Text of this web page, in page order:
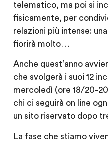
telematico, ma poi si
fisicamente, per
relazioni più intense:
fiorirà molto…
Anche quest’anno
che svolgerà i suoi 12
mercoledì (ore 18/20-
chi ci seguirà on line
un sito riservato dopo
La fase che stiamo